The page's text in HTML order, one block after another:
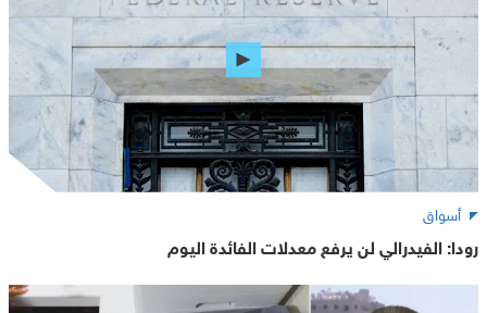
أسواق
رودا: الفيدرالي لن يرفع معدلات الفائدة اليوم